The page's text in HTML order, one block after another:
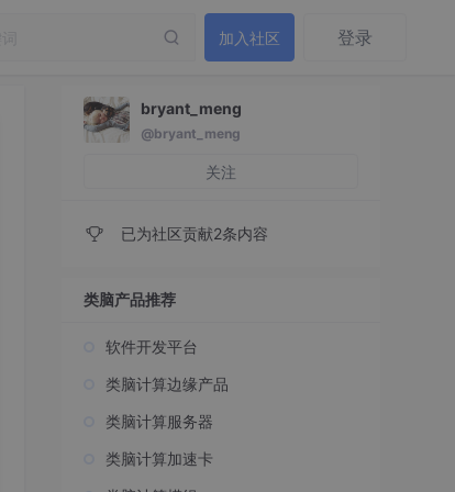
加入社区 登录
bryant_meng
@bryant_meng
关注
已为社区贡献2条内容
类脑产品推荐
软件开发平台
类脑计算边缘产品
类脑计算服务器
类脑计算加速卡